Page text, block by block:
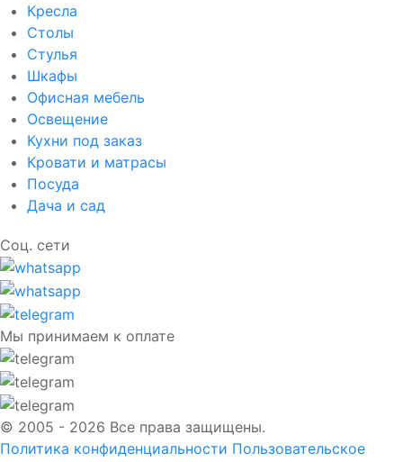
Кресла
Столы
Стулья
Шкафы
Офисная мебель
Освещение
Кухни под заказ
Кровати и матрасы
Посуда
Дача и сад
Соц. сети
Мы принимаем к оплате
© 2005 - 2026 Все права защищены.
Политика конфиденциальности Пользовательское